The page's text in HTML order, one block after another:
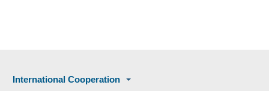
International Cooperation